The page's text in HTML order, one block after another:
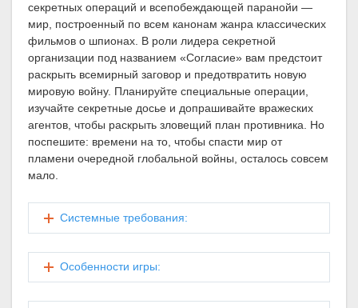
секретных операций и всепобеждающей паранойи —
мир, построенный по всем канонам жанра классических
фильмов о шпионах. В роли лидера секретной
организации под названием «Согласие» вам предстоит
раскрыть всемирный заговор и предотвратить новую
мировую войну. Планируйте специальные операции,
изучайте секретные досье и допрашивайте вражеских
агентов, чтобы раскрыть зловещий план противника. Но
поспешите: времени на то, чтобы спасти мир от
пламени очередной глобальной войны, осталось совсем
мало.
Системные требования:
Особенности игры: